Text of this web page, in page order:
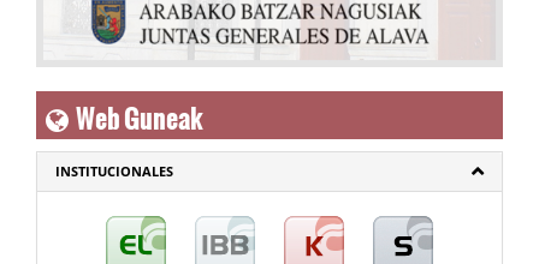
Web Guneak
INSTITUCIONALES